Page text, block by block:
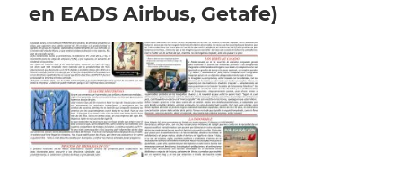
en EADS Airbus, Getafe)